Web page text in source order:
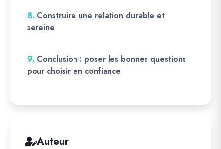
8. Construire une relation durable et
sereine
9. Conclusion : poser les bonnes questions
pour choisir en confiance
Auteur